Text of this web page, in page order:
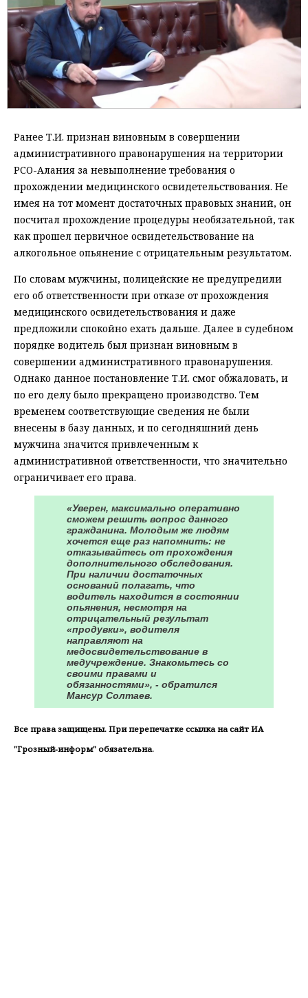
Ранее Т.И. признан виновным в совершении
административного правонарушения на территории
РСО-Алания за невыполнение требования о
прохождении медицинского освидетельствования. Не
имея на тот момент достаточных правовых знаний, он
посчитал прохождение процедуры необязательной, так
как прошел первичное освидетельствование на
алкогольное опьянение с отрицательным результатом.
По словам мужчины, полицейские не предупредили
его об ответственности при отказе от прохождения
медицинского освидетельствования и даже
предложили спокойно ехать дальше. Далее в судебном
порядке водитель был признан виновным в
совершении административного правонарушения.
Однако данное постановление Т.И. смог обжаловать, и
по его делу было прекращено производство. Тем
временем соответствующие сведения не были
внесены в базу данных, и по сегодняшний день
мужчина значится привлеченным к
административной ответственности, что значительно
ограничивает его права.
«Уверен, максимально оперативно
сможем решить вопрос данного
гражданина. Молодым же людям
хочется еще раз напомнить: не
отказывайтесь от прохождения
дополнительного обследования.
При наличии достаточных
оснований полагать, что
водитель находится в состоянии
опьянения, несмотря на
отрицательный результат
«продувки», водителя
направляют на
медосвидетельствование в
медучреждение. Знакомьтесь со
своими правами и
обязанностями», - обратился
Мансур Солтаев.
Все права защищены. При перепечатке ссылка на сайт ИА
"Грозный-информ" обязательна.